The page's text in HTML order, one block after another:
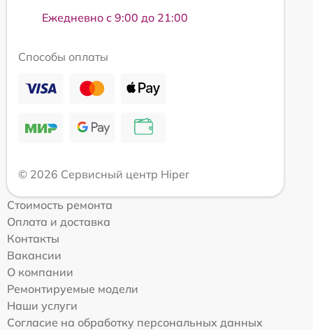
Ежедневно с 9:00 до 21:00
Способы оплаты
© 2026 Сервисный центр Hiper
Стоимость ремонта
Оплата и доставка
Контакты
Вакансии
О компании
Ремонтируемые модели
Наши услуги
Согласие на обработку персональных данных